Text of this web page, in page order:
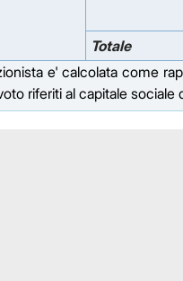
Totale
e' calcolata come
riferiti al capitale